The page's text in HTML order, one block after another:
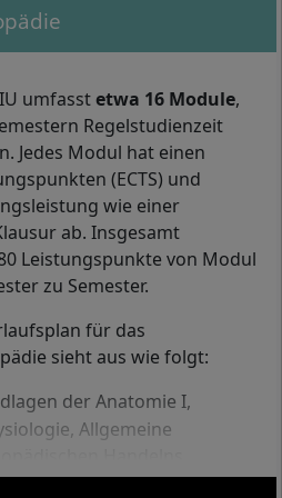
arbeiten Sie beispielsweise als
oder als Leiter bzw. Leiterin einer
Praxis.
können Sie zugelassen
einAbitur (die allgemeine
vorlegen.
bzw. Logopädin
umfasstetwa 16 Module,
Regelstudienzeit
Jedes Modul hat einen
(ECTS) und
wie einer
ab. Insgesamt
Leistungspunkte von Modul
zu Semester.
für das
sieht aus wie folgt:
der Anatomie I,
Allgemeine
Interaktion,